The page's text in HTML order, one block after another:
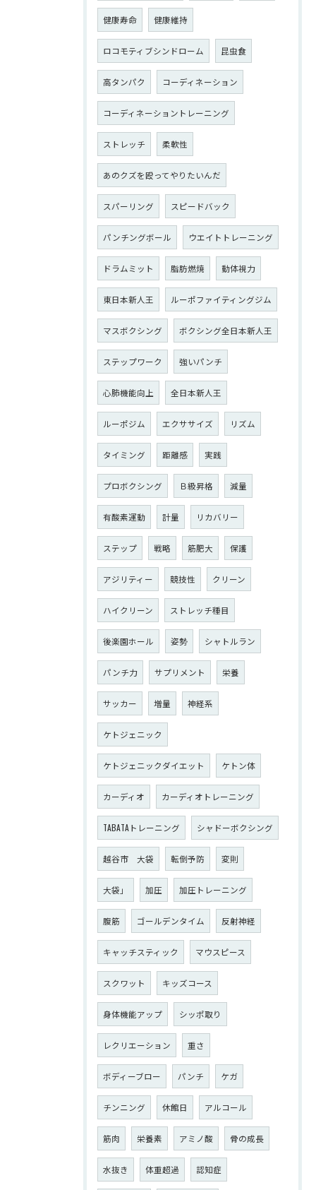
健康寿命 健康維持
ロコモティブシンドローム 昆虫食
高タンパク コーディネーション
コーディネーショントレーニング
ストレッチ 柔軟性
あのクズを殴ってやりたいんだ
スパーリング スピードバック
パンチングボール ウエイトトレーニング
ドラムミット 脂肪燃焼 動体視力
東日本新人王 ルーポファイティングジム
マスボクシング ボクシング全日本新人王
ステップワーク 強いパンチ
心肺機能向上 全日本新人王
ルーポジム エクササイズ リズム
タイミング 距離感 実践
プロボクシング Ｂ級昇格 減量
有酸素運動 計量 リカバリー
ステップ 戦略 筋肥大 保護
アジリティー 競技性 クリーン
ハイクリーン ストレッチ種目
後楽園ホール 姿勢 シャトルラン
パンチ力 サプリメント 栄養
サッカー 増量 神経系
ケトジェニック
ケトジェニックダイエット ケトン体
カーディオ カーディオトレーニング
TABATAトレーニング シャドーボクシング
越谷市 大袋 転倒予防 変則
大袋」 加圧 加圧トレーニング
腹筋 ゴールデンタイム 反射神経
キャッチスティック マウスピース
スクワット キッズコース
身体機能アップ シッポ取り
レクリエーション 重さ
ボディーブロー パンチ ケガ
チンニング 休館日 アルコール
筋肉 栄養素 アミノ酸 骨の成長
水抜き 体重超過 認知症